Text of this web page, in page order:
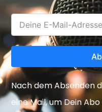
Nach dem Absenden
eine Mail, um Dein